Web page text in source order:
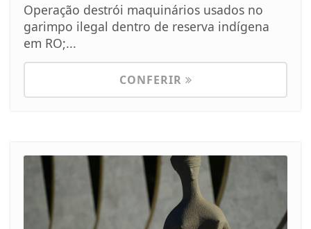
Operação destrói maquinários usados no
garimpo ilegal dentro de reserva indígena
em RO;...
CONFERIR